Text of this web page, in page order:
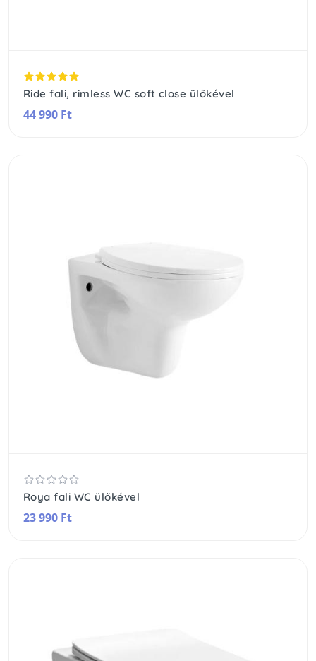
Ride fali, rimless WC soft close ülőkével
44 990 Ft
Roya fali WC ülőkével
23 990 Ft